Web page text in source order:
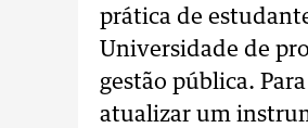
prática de
Universidade de
gestão pública.
atualizar um